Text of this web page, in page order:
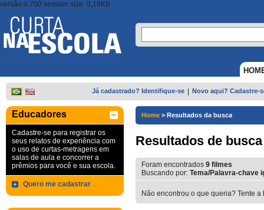
versão 0.700 session size: 0,19KB
Já cadastrado? Identifique-se Novo aqui? Cadastre-
Educadores
Cadastre-se para registrar os
seus relatos de experiência com
o uso de curtas-metragens em
salas de aula e concorrer a
prêmios para você e sua escola.
Quero me cadastrar
Home > Resultados da busca
Resultados de busca
Foram encontrados 9 filmes
Buscando por: Tema/Palavra-chave
Não encontrou o que queria? Tente